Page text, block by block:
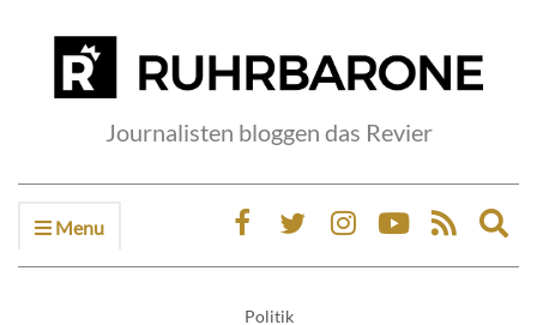
Journalisten bloggen das Revier
Menu
Politik